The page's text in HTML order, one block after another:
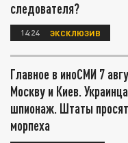
следователя?
14:24 ЭКСКЛЮЗИВ
Главное в иноСМИ 7
Москву и Киев.
шпионаж. Штаты
морпеха